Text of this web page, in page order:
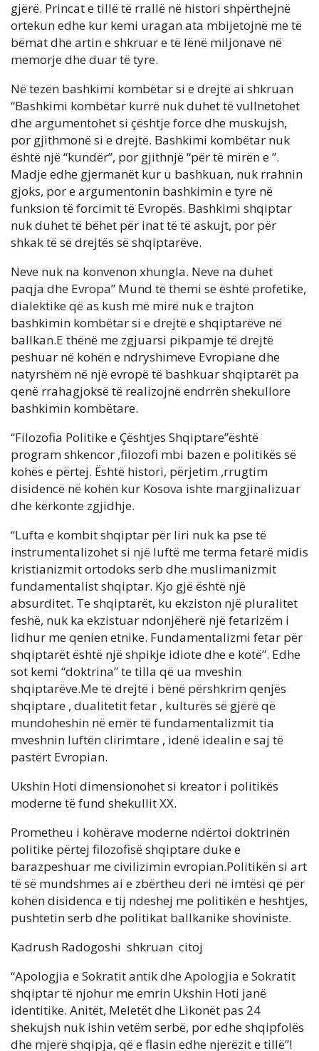
gjërë. Princat e tillë të rrallë në histori shpërthejnë
ortekun edhe kur kemi uragan ata mbijetojnë me të
bëmat dhe artin e shkruar e të lënë miljonave në
memorje dhe duar të tyre.
Në tezën bashkimi kombëtar si e drejtë ai shkruan
“Bashkimi kombëtar kurrë nuk duhet të vullnetohet
dhe argumentohet si çështje force dhe muskujsh,
por gjithmonë si e drejtë. Bashkimi kombëtar nuk
është një “kundër”, por gjithnjë “për të mirën e ”.
Madje edhe gjermanët kur u bashkuan, nuk rrahnin
gjoks, por e argumentonin bashkimin e tyre në
funksion të forcimit të Evropës. Bashkimi shqiptar
nuk duhet të bëhet për inat të të askujt, por për
shkak të së drejtës së shqiptarëve.
Neve nuk na konvenon xhungla. Neve na duhet
paqja dhe Evropa” Mund të themi se është profetike,
dialektike që as kush më mirë nuk e trajton
bashkimin kombëtar si e drejtë e shqiptarëve në
ballkan.E thënë me zgjuarsi pikpamje të drejtë
peshuar në kohën e ndryshimeve Evropiane dhe
natyrshëm në një evropë të bashkuar shqiptarët pa
qenë rrahagjoksë të realizojnë endrrën shekullore
bashkimin kombëtare.
“Filozofia Politike e Çështjes Shqiptare”është
program shkencor ,filozofi mbi bazen e politikës së
kohës e përtej. Është histori, përjetim ,rrugtim
disidencë në kohën kur Kosova ishte margjinalizuar
dhe kërkonte zgjidhje.
“Lufta e kombit shqiptar për liri nuk ka pse të
instrumentalizohet si një luftë me terma fetarë midis
kristianizmit ortodoks serb dhe muslimanizmit
fundamentalist shqiptar. Kjo gjë është një
absurditet. Te shqiptarët, ku ekziston një pluralitet
feshë, nuk ka ekzistuar ndonjëherë një fetarizëm i
lidhur me qenien etnike. Fundamentalizmi fetar për
shqiptarët është një shpikje idiote dhe e kotë”. Edhe
sot kemi “doktrina” te tilla që ua mveshin
shqiptarëve.Me të drejtë i bënë përshkrim qenjës
shqiptare , dualitetit fetar , kulturës së gjërë që
mundoheshin në emër të fundamentalizmit tia
mveshnin luftën clirimtare , idenë idealin e saj të
pastërt Evropian.
Ukshin Hoti dimensionohet si kreator i politikës
moderne të fund shekullit XX.
Prometheu i kohërave moderne ndërtoi doktrinën
politike përtej filozofisë shqiptare duke e
barazpeshuar me civilizimin evropian.Politikën si art
të së mundshmes ai e zbërtheu deri në imtësi që për
kohën disidenca e tij ndeshej me politikën e heshtjes,
pushtetin serb dhe politikat ballkanike shoviniste.
Kadrush Radogoshi shkruan citoj
“Apologjia e Sokratit antik dhe Apologjia e Sokratit
shqiptar të njohur me emrin Ukshin Hoti janë
identitike. Anitët, Meletët dhe Likonët pas 24
shekujsh nuk ishin vetëm serbë, por edhe shqipfolës
dhe mjerë shqipja, që e flasin edhe njerëzit e tillë”!